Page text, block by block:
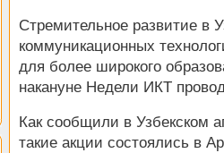
Стремительное развитие в
коммуникационных
для более широкого
накануне Недели ИКТ
Как сообщили в Узбекском
такие акции состоялись в